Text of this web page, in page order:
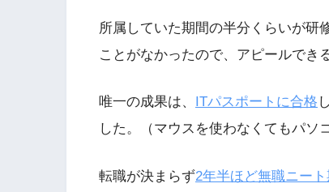
所属していた期間の半分くらいが研
ことがなかったので、アピールでき
唯一の成果は、 ITパスポートに合格
した。（マウスを使わなくてもパソ
転職が決まらず2年半ほど無職ニート